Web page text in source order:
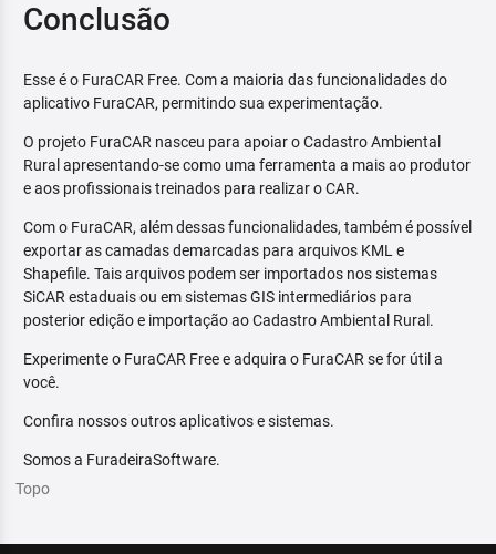
Conclusão
Esse é o FuraCAR Free. Com a maioria das funcionalidades do
aplicativo FuraCAR, permitindo sua experimentação.
O projeto FuraCAR nasceu para apoiar o Cadastro Ambiental
Rural apresentando-se como uma ferramenta a mais ao produtor
e aos profissionais treinados para realizar o CAR.
Com o FuraCAR, além dessas funcionalidades, também é possível
exportar as camadas demarcadas para arquivos KML e
Shapefile. Tais arquivos podem ser importados nos sistemas
SiCAR estaduais ou em sistemas GIS intermediários para
posterior edição e importação ao Cadastro Ambiental Rural.
Experimente o FuraCAR Free e adquira o FuraCAR se for útil a
você.
Confira nossos outros aplicativos e sistemas.
Somos a FuradeiraSoftware.
Topo